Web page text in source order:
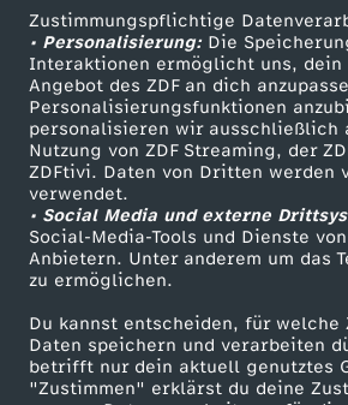
Zustimmungspflichtige
• Personalisierung:Die
Interaktionen ermöglicht uns, dein
Angebot des ZDF an dich
Personalisierungsfunktionen
personalisieren wir ausschließlich
Nutzung von ZDF Streaming, der
ZDFtivi. Daten von Dritten werden
verwendet.
• Social Media und externe
Social-Media-Tools und Dienste
Anbietern. Unter anderem um das
zu ermöglichen.
Du kannst entscheiden, für welche
Daten speichern und verarbeiten
betrifft nur dein aktuell genutztes
"Zustimmen" erklärst du deine
n
e
u
e
n
E
U
Livestreams
Sendungen A-Z
TV-Programm
Hilfe
ZDF Unternehmen
Karriere
ZDF goes Schule
Werbefernsehen